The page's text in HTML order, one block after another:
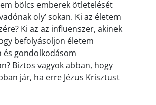
bölcs emberek ötletelését
oly’ sokan. Ki az életem
Ki az az influenszer, akinek
befolyásoljon életem
és gondolkodásom
Biztos vagyok abban, hogy
jár, ha erre Jézus Krisztust